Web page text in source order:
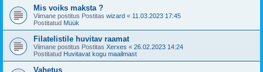
Mis voiks maksta ?
Viimane postitus Postitas wizard « 11.03.2023 17:45
Postitatud Müük
Filatelistile huvitav raamat
Viimane postitus Postitas Xerxes « 26.02.2023 14:24
Postitatud Huvitavat kogu maailmast
Vahetus